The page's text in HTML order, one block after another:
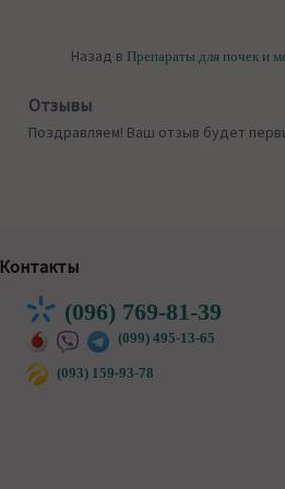
Назад в Препараты для почек и
Отзывы
Поздравляем! Ваш отзыв будет
Контакты
(096) 769-81-39
(099) 495-13-65
(093) 159-93-78